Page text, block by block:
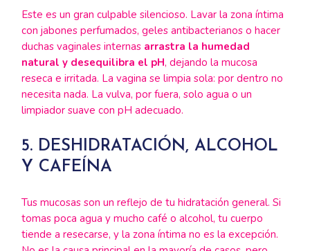
Este es un gran culpable silencioso. Lavar la zona íntima
con jabones perfumados, geles antibacterianos o hacer
duchas vaginales internas arrastra la humedad
natural y desequilibra el pH, dejando la mucosa
reseca e irritada. La vagina se limpia sola: por dentro no
necesita nada. La vulva, por fuera, solo agua o un
limpiador suave con pH adecuado.
5. DESHIDRATACIÓN, ALCOHOL
Y CAFEÍNA
Tus mucosas son un reflejo de tu hidratación general. Si
tomas poca agua y mucho café o alcohol, tu cuerpo
tiende a resecarse, y la zona íntima no es la excepción.